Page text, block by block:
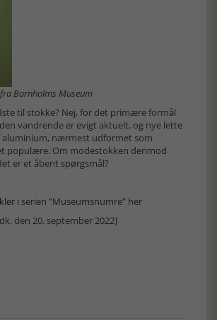
Bornholms Museum
til stokke? Nej, for det primære formål
vandrende er evigt aktuelt, og nye lette
aluminium, nærmest udformet som
populære. Om modestokken derimod
er et åbent spørgsmål?
i serien ”Museumsnumre” her
den 20. september 2022]